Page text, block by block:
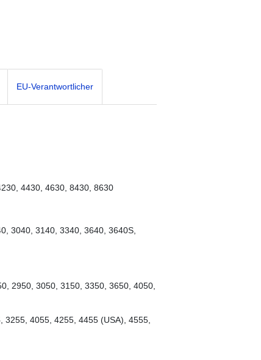
EU-Verantwortlicher
4430, 4630, 8430, 8630
3040, 3140, 3340, 3640, 3640S,
2950, 3050, 3150, 3350, 3650, 4050,
3255, 4055, 4255, 4455 (USA), 4555,